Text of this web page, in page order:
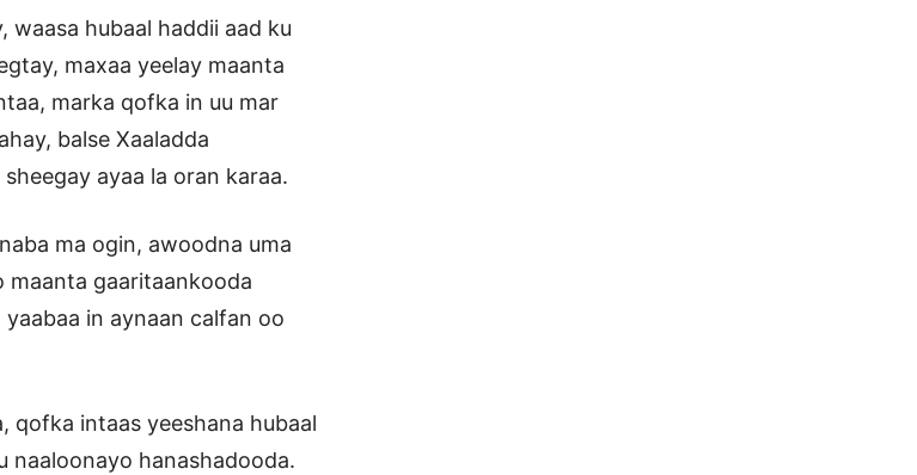
hubaal haddii aad ku
maxaa yeelay maanta
marka qofka in uu mar
balse Xaaladda
ayaa la oran karaa.
ma ogin, awoodna uma
maanta gaaritaankooda
in aynaan calfan oo
qofka intaas yeeshana hubaal
naaloonayo hanashadooda.